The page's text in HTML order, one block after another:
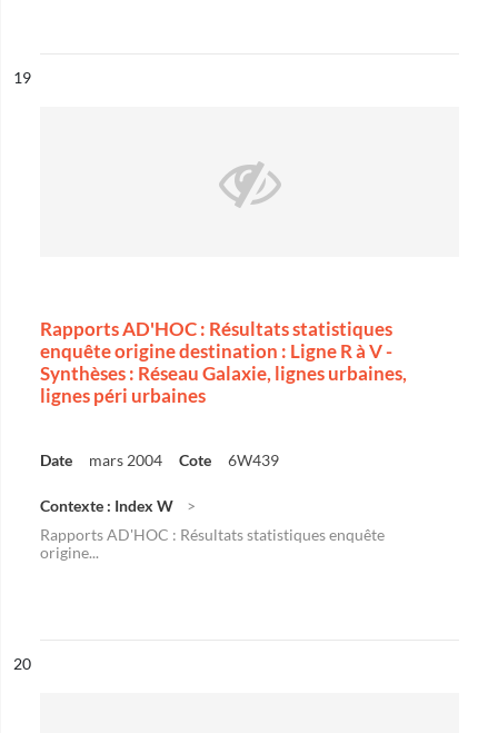
n°
19
Rapports AD'HOC : Résultats statistiques
enquête origine destination : Ligne R à V -
Synthèses : Réseau Galaxie, lignes urbaines,
lignes péri urbaines
Date mars 2004 Cote 6W439
Contexte : Index W
Rapports AD'HOC : Résultats statistiques enquête
origine...
n°
20